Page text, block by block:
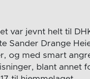
var jevnt helt til
Sander Drange
og med smart
blant annet